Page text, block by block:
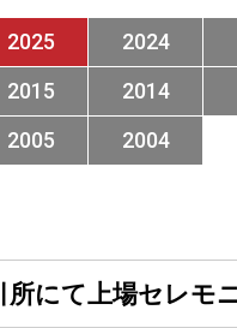
2025 2024
2015 2014
2005 2004
所にて上場セレモ